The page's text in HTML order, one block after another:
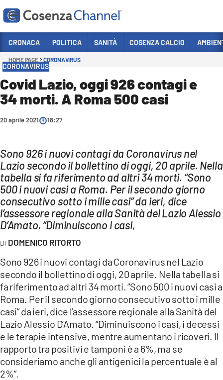
Sezioni
CRONACA
POLITICA
ITALIA MONDO
SANITÀ
SPORT
CULTURA
AMBIENTE
LAC TV
LAC NETWORK
LAC ONAIR
LaC
Network
LACPLAY.IT
LACTV.IT
CRONACA POLITICA SANITÀ COSENZA CALCIO
HOME PAGE CORONAVIRUS
CORONAVIRUS
Covid Lazio, oggi 926 contagi e
34 morti. A Roma 500 casi
20 aprile 2021 18:27
Sono 926 i nuovi contagi da Coronavirus nel
Lazio secondo il bollettino di oggi, 20 aprile. Nella
tabella si fa riferimento ad altri 34 morti. “Sono
500 i nuovi casi a Roma. Per il secondo giorno
consecutivo sotto i mille casi” da ieri, dice
l’assessore regionale alla Sanità del Lazio Alessio
D’Amato. “Diminuiscono i casi,
DOMENICO RITORTO
Sono 926 i nuovi contagi da Coronavirus nel Lazio
secondo il bollettino di oggi, 20 aprile. Nella tabella si
fa riferimento ad altri 34 morti. “Sono 500 i nuovi casi a
Roma. Per il secondo giorno consecutivo sotto i mille
casi” da ieri, dice l’assessore regionale alla Sanità del
Lazio Alessio D’Amato. “Diminuiscono i casi, i decessi
e le terapie intensive, mentre aumentano i ricoveri. Il
rapporto tra positivi e tamponi è a 6%, ma se
consideriamo anche gli antigenici la percentuale è al
2%”.